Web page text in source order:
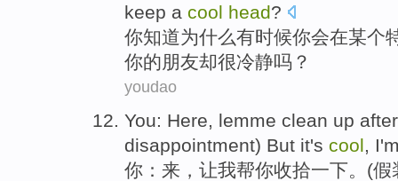
keep a cool head?
你知道为什么有时候你会在某个
你的朋友却很冷静吗？
youdao
You: Here, lemme clean up
disappointment) But it's cool, I
你 ： 来 ，让我帮你收拾一下。(假